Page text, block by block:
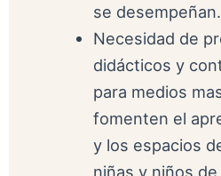
se desempeñan.
Necesidad de
didácticos y
para medios
fomenten el
y los espacios
niñas y niños